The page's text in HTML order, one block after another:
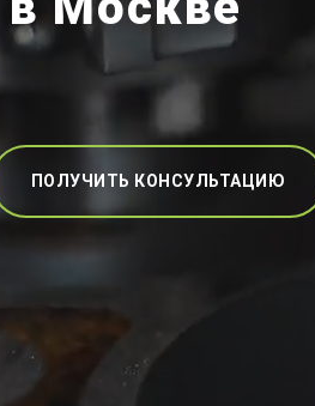
ПОЛУЧИТЬ КОНСУЛЬТАЦИЮ